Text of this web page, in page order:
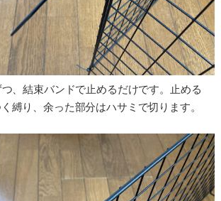
、結束バンドで止めるだけです。止める
縛り、余った部分はハサミで切ります。